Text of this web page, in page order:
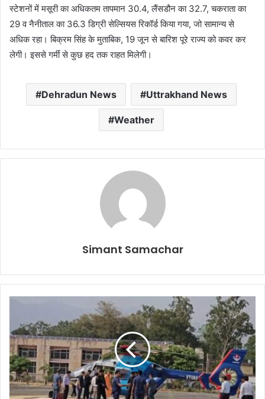
स्टेशनों में मसूरी का अधिकतम तापमान 30.4, लैंसडौन का 32.7, चकराता का
29 व नैनीताल का 36.3 डिग्री सेल्सियस रिकॉर्ड किया गया, जो सामान्य से
अधिक रहा। बिक्रम सिंह के मुताबिक, 19 जून से बारिश पूरे राज्य को कवर कर
लेगी। इससे गर्मी से कुछ हद तक राहत मिलेगी।
Dehradun News Uttrakhand News
Weather
Simant Samachar